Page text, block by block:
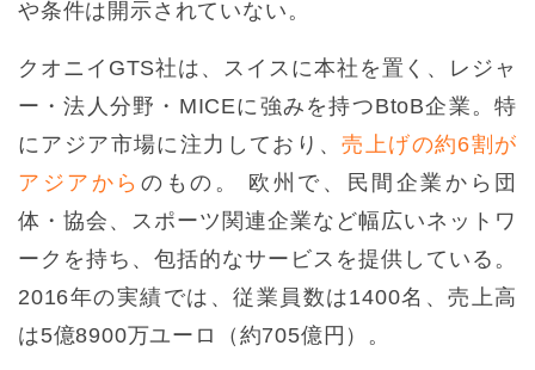
や条件は開示されていない。
クオニイGTS社は、スイスに本社を置く、レジャ
ー・法人分野・MICEに強みを持つBtoB企業。特
にアジア市場に注力しており、売上げの約6割が
アジアからのもの。 欧州で、民間企業から団
体・協会、スポーツ関連企業など幅広いネットワ
ークを持ち、包括的なサービスを提供している。
2016年の実績では、従業員数は1400名、売上高
は5億8900万ユーロ（約705億円）。